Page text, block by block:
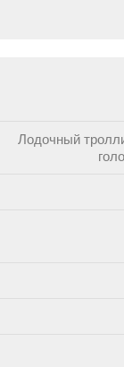
Лодочный